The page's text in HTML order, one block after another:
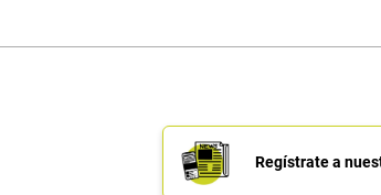
Regístrate a